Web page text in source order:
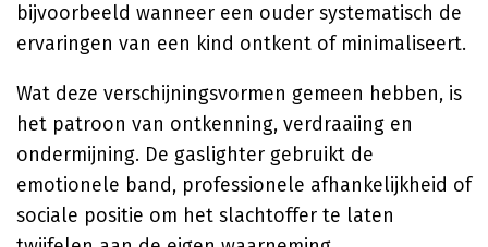
bijvoorbeeld wanneer een ouder systematisch de
ervaringen van een kind ontkent of minimaliseert.
Wat deze verschijningsvormen gemeen hebben, is
het patroon van ontkenning, verdraaiing en
ondermijning. De gaslighter gebruikt de
emotionele band, professionele afhankelijkheid of
sociale positie om het slachtoffer te laten